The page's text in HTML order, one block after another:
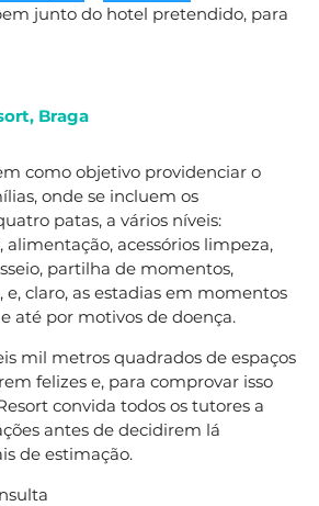
junto do hotel pretendido, para
Braga
como objetivo providenciar o
onde se incluem os
patas, a vários níveis:
alimentação, acessórios limpeza,
partilha de momentos,
e, claro, as estadias em momentos
até por motivos de doença.
mil metros quadrados de espaços
felizes e, para comprovar isso
convida todos os tutores a
antes de decidirem lá
de estimação.